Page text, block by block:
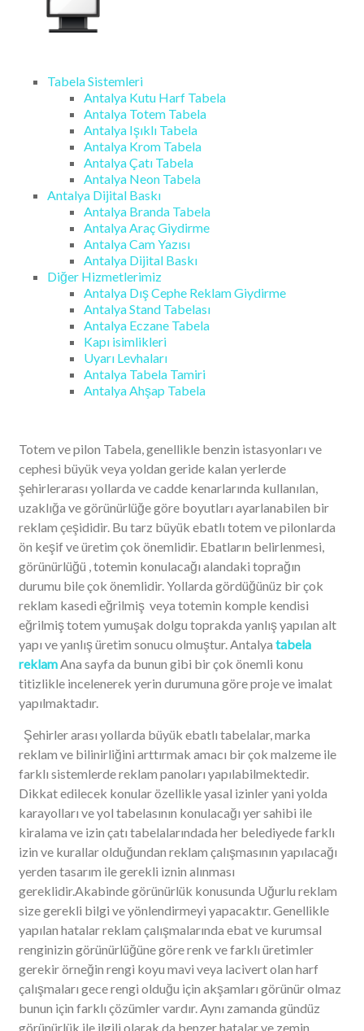
Tabela Sistemleri
Antalya Kutu Harf Tabela
Antalya Totem Tabela
Antalya Işıklı Tabela
Antalya Krom Tabela
Antalya Çatı Tabela
Antalya Neon Tabela
Antalya Dijital Baskı
Antalya Branda Tabela
Antalya Araç Giydirme
Antalya Cam Yazısı
Antalya Dijital Baskı
Diğer Hizmetlerimiz
Antalya Dış Cephe Reklam Giydirme
Antalya Stand Tabelası
Antalya Eczane Tabela
Kapı isimlikleri
Uyarı Levhaları
Antalya Tabela Tamiri
Antalya Ahşap Tabela
Totem ve pilon Tabela, genellikle benzin istasyonları ve
cephesi büyük veya yoldan geride kalan yerlerde
şehirlerarası yollarda ve cadde kenarlarında kullanılan,
uzaklığa ve görünürlüğe göre boyutları ayarlanabilen bir
reklam çeşididir. Bu tarz büyük ebatlı totem ve pilonlarda
ön keşif ve üretim çok önemlidir. Ebatların belirlenmesi,
görünürlüğü , totemin konulacağı alandaki toprağın
durumu bile çok önemlidir. Yollarda gördüğünüz bir çok
reklam kasedi eğrilmiş veya totemin komple kendisi
eğrilmiş totem yumuşak dolgu toprakda yanlış yapılan alt
yapı ve yanlış üretim sonucu olmuştur. Antalyatabela
reklam Ana sayfa da bunun gibi bir çok önemli konu
titizlikle incelenerek yerin durumuna göre proje ve imalat
yapılmaktadır.
Şehirler arası yollarda büyük ebatlı tabelalar, marka
reklam ve bilinirliğini arttırmak amacı bir çok malzeme ile
farklı sistemlerde reklam panoları yapılabilmektedir.
Dikkat edilecek konular özellikle yasal izinler yani yolda
karayolları ve yol tabelasının konulacağı yer sahibi ile
kiralama ve izin çatı tabelalarındada her belediyede farklı
izin ve kurallar olduğundan reklam çalışmasının yapılacağı
yerden tasarım ile gerekli iznin alınması
gereklidir.Akabinde görünürlük konusunda Uğurlu reklam
size gerekli bilgi ve yönlendirmeyi yapacaktır. Genellikle
yapılan hatalar reklam çalışmalarında ebat ve kurumsal
renginizin görünürlüğüne göre renk ve farklı üretimler
gerekir örneğin rengi koyu mavi veya lacivert olan harf
çalışmaları gece rengi olduğu için akşamları görünür olmaz
bunun için farklı çözümler vardır. Aynı zamanda gündüz
görünürlük ile ilgili olarak da benzer hatalar ve zemin